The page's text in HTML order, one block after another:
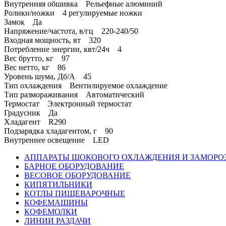
Внутренняя обшивка Рельефные алюминий
Ролики/ножки 4 pегулируемые ножки
Замок Да
Напряжение/частота, в/гц 220-240/50
Входная мощность, вт 320
Потребление энергии, квт/24ч 4
Вес брутто, кг 97
Вес нетто, кг 86
Уровень шума, Дб/А 45
Тип охлаждения Вентилируемое охлаждение
Тип размораживания Автоматический
Термостат Электронный термостат
Градусник Да
Хладагент R290
Подзарядка хладагентом, г 90
Внутреннее освещение LED
АППАРАТЫ ШОКОВОГО ОХЛАЖДЕНИЯ И
БАРНОЕ ОБОРУДОВАНИЕ
ВЕСОВОЕ ОБОРУДОВАНИЕ
КИПЯТИЛЬНИКИ
КОТЛЫ ПИЩЕВАРОЧНЫЕ
КОФЕМАШИНЫ
КОФЕМОЛКИ
ЛИНИИ РАЗДАЧИ